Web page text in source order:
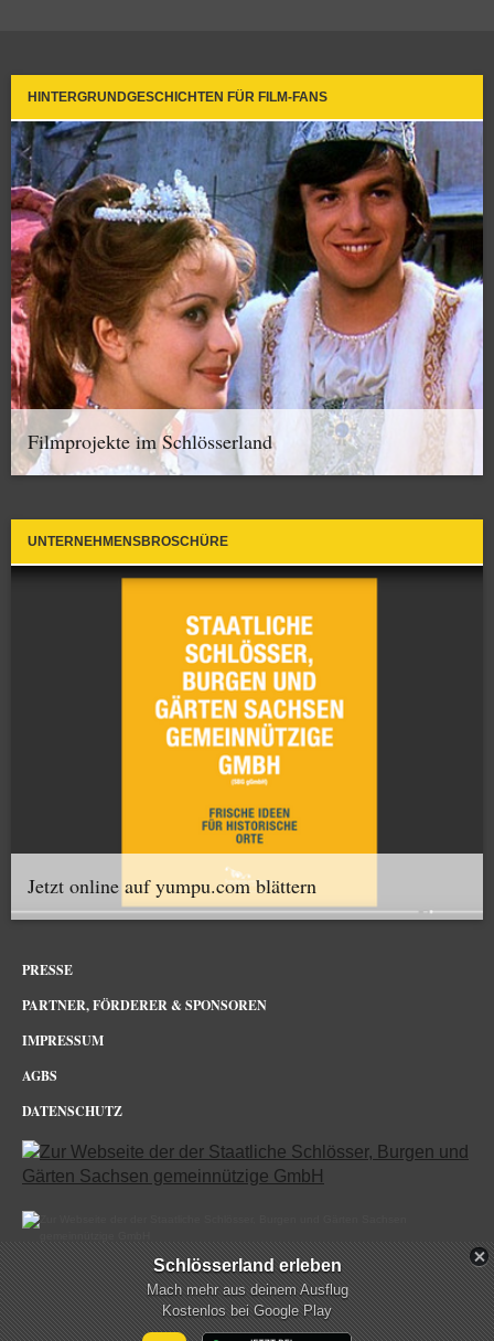
HINTERGRUNDGESCHICHTEN FÜR FILM-FANS
Filmprojekte im Schlösserland
UNTERNEHMENSBROSCHÜRE
Jetzt online auf yumpu.com blättern
PRESSE
PARTNER, FÖRDERER & SPONSOREN
IMPRESSUM
AGBS
DATENSCHUTZ
Barockgarten Großsedlitz im Netz
Schlösserland erleben
Mach mehr aus deinem Ausflug
Kostenlos bei Google Play